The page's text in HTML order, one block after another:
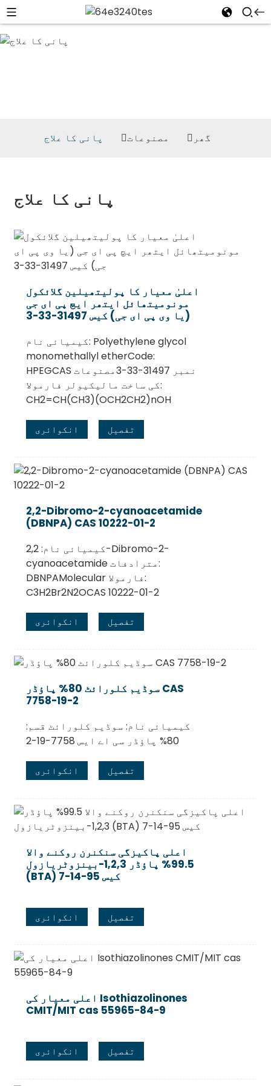
گھر مصنوعات پانی کا علاج
پانی کا علاج
اعلیٰ معیار کا پولیتھیلین گلائکول
مونومیتھائل ایتھر ایچ پی ای جی
(یا وی پی ای جی) کیس 31497-33-3
کیمیائی نام: Polyethylene glycol
monomethallyl etherCode:
HPEGCAS نمبر 31497-33-3مصنوعات
کی ساخت مالیکیولر فارمولا:
CH2=CH(CH3)(OCH2CH2)nOH
انکوائری تفصیل
2,2-Dibromo-2-cyanoacetamide
(DBNPA) CAS 10222-01-2
کیمیائی نام: 2,2-Dibromo-2-
cyanoacetamide مترادفات:
DBNPAMolecular فارمولا:
C3H2Br2N2OCAS 10222-01-2
انکوائری تفصیل
سوڈیم کلورائٹ 80% پاؤڈر CAS
7758-19-2
کیمیائی نام: سوڈیم کلورائٹ قسم:
80% پاؤڈر سی اے ایس 7758-19-2
انکوائری تفصیل
اعلی پاکیزگی سنکنرن روکنے والا
99.5% پاؤڈر 1,2,3-بینزوٹریازول
(BTA) کیس 95-14-7
انکوائری تفصیل
اعلی معیار کی Isothiazolinones
CMIT/MIT cas 55965-84-9
انکوائری تفصیل